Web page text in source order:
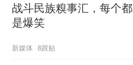
战斗民族糗事汇，每个都
是爆笑
新媒体 8跟贴